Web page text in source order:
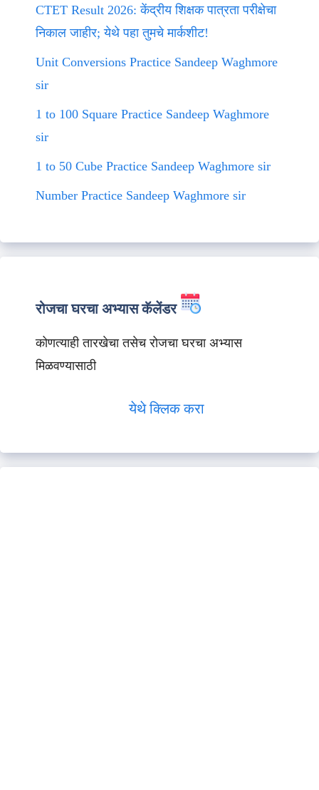
CTET Result 2026: केंद्रीय शिक्षक पात्रता परीक्षेचा
निकाल जाहीर; येथे पहा तुमचे मार्कशीट!
Unit Conversions Practice Sandeep Waghmore
sir
1 to 100 Square Practice Sandeep Waghmore
sir
1 to 50 Cube Practice Sandeep Waghmore sir
Number Practice Sandeep Waghmore sir
रोजचा घरचा अभ्यास कॅलेंडर
कोणत्याही तारखेचा तसेच रोजचा घरचा अभ्यास
मिळवण्यासाठी
येथे क्लिक करा